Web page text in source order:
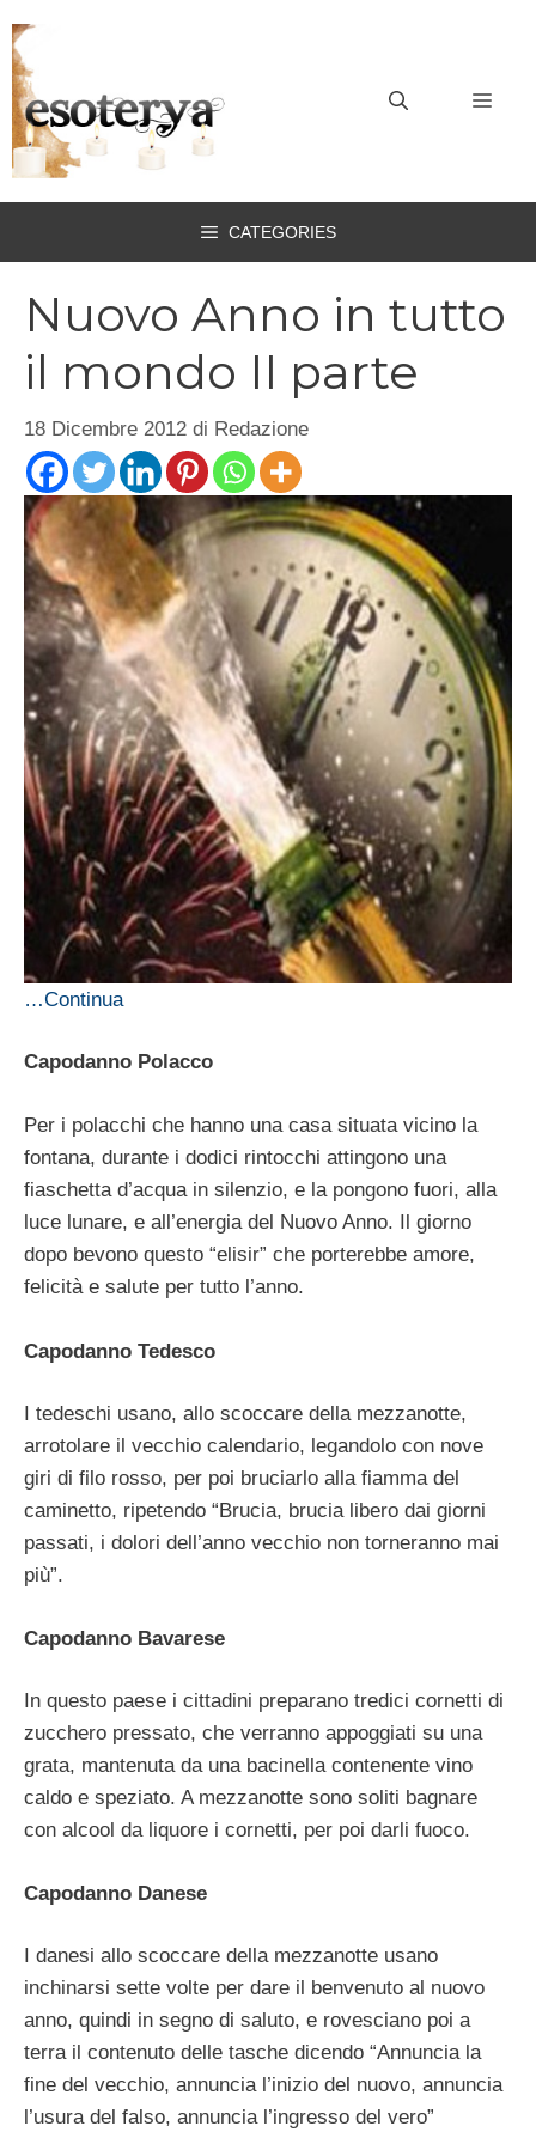
al
contenuto
CATEGORIES
Nuovo Anno in tutto
il mondo II parte
18 Dicembre 2012 di Redazione
…Continua
Capodanno Polacco
Per i polacchi che hanno una casa situata vicino la
fontana, durante i dodici rintocchi attingono una
fiaschetta d’acqua in silenzio, e la pongono fuori, alla
luce lunare, e all’energia del Nuovo Anno. Il giorno
dopo bevono questo “elisir” che porterebbe amore,
felicità e salute per tutto l’anno.
Capodanno Tedesco
I tedeschi usano, allo scoccare della mezzanotte,
arrotolare il vecchio calendario, legandolo con nove
giri di filo rosso, per poi bruciarlo alla fiamma del
caminetto, ripetendo “Brucia, brucia libero dai giorni
passati, i dolori dell’anno vecchio non torneranno mai
più”.
Capodanno Bavarese
In questo paese i cittadini preparano tredici cornetti di
zucchero pressato, che verranno appoggiati su una
grata, mantenuta da una bacinella contenente vino
caldo e speziato. A mezzanotte sono soliti bagnare
con alcool da liquore i cornetti, per poi darli fuoco.
Capodanno Danese
I danesi allo scoccare della mezzanotte usano
inchinarsi sette volte per dare il benvenuto al nuovo
anno, quindi in segno di saluto, e rovesciano poi a
terra il contenuto delle tasche dicendo “Annuncia la
fine del vecchio, annuncia l’inizio del nuovo, annuncia
l’usura del falso, annuncia l’ingresso del vero”